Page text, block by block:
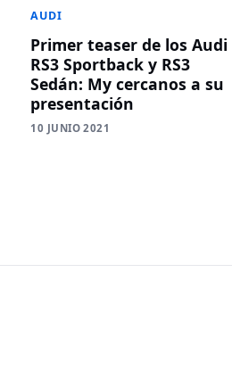
AUDI
Primer teaser de los Audi
RS3 Sportback y RS3
Sedán: My cercanos a su
presentación
10 JUNIO 2021